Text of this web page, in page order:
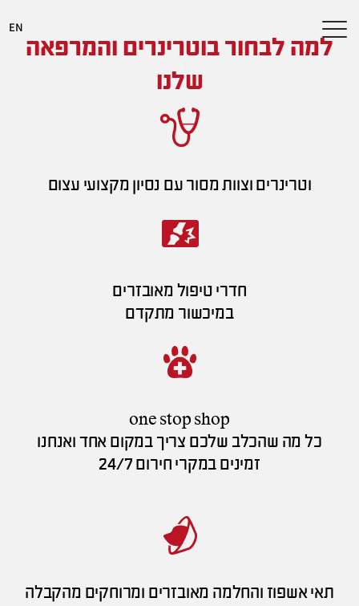
to
Us
EN
למה לבחור בוטרינרים והמרפאה
שלנו
וטרינרים וצוות מסור עם נסיון מקצועי עצום
חדרי טיפול מאובזרים
במיכשור מתקדם​
one stop shop
כל מה שהכלב שלכם צריך במקום אחד ואנחנו
זמינים במקרי חירום 24/7
תאי אשפוז והחלמה מאובזרים ומרוחקים מהקבלה